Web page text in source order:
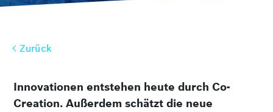
Zurück
Innovationen entstehen heute durch Co-
Creation. Außerdem schätzt die neue
Zurück